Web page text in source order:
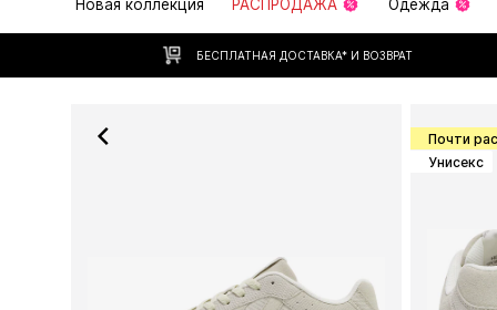
Новая коллекция РАСПРОДАЖА Одежда
БЕСПЛАТНАЯ ДОСТАВКА* И ВОЗВРАТ
Почти
Унисекс